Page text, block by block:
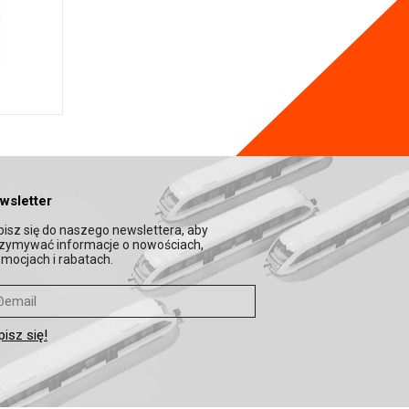
się do naszego newslettera, aby
informacje o nowościach,
i rabatach.